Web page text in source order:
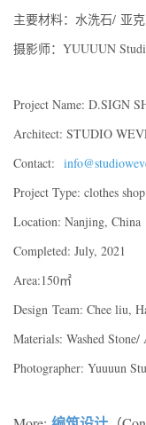
主要材料：水洗石/ 亚
摄影师： YUUUUN
Project Name: D.SIGN
Architect: STUDIO
Contact:
Project Type: clothes shop
Location: Nanjing, China
Completed: July, 2021
Area:150㎡
Design Team: Chee liu,
Materials: Washed
Photographer: Yuuuun